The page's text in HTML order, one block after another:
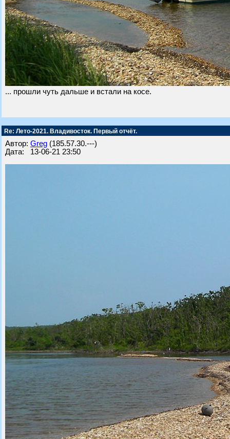
... прошли чуть дальше и встали на косе.
Re: Лето-2021. Владивосток. Первый отчёт.
Автор: Greg (185.57.30.---)
Дата: 13-06-21 23:50